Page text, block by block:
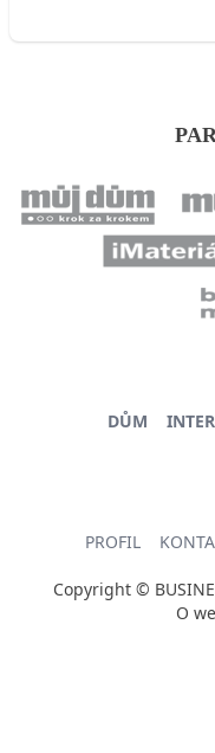
DŮM
PROFIL
Copyright ©